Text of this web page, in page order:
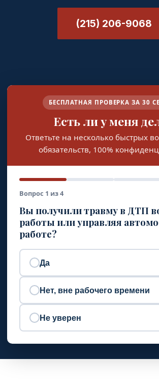
(215) 206-9068
БЕСПЛАТНАЯ ПРОВЕРКА ЗА 30
Есть ли у меня
Ответьте на несколько быстрых
обязательств, 100%
Вопрос 1 из 4
Вы получили травму в ДТП
работы или управляя
работе?
Да
Нет, вне рабочего времени
Не уверен